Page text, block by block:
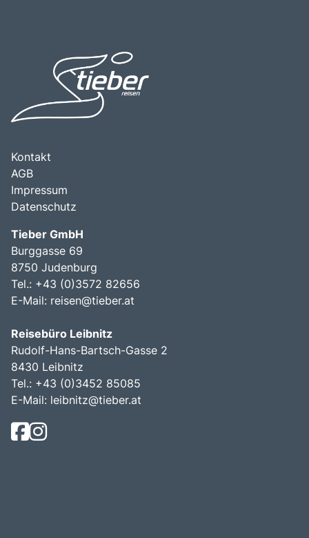
Kontakt
AGB
Impressum
Datenschutz
Tieber GmbH
Burggasse 69
8750 Judenburg
Tel.: +43 (0)3572 82656
E-Mail: reisen@tieber.at
Reisebüro Leibnitz
Rudolf-Hans-Bartsch-Gasse 2
8430 Leibnitz
Tel.: +43 (0)3452 85085
E-Mail: leibnitz@tieber.at